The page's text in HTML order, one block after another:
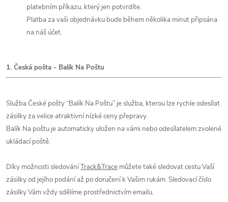
platebním příkazu, který jen potvrdíte.
Platba za vaši objednávku bude během několika minut připsána
na náš účet.
1. Česká pošta - Balík Na Poštu
Služba České pošty “Balík Na Poštu” je služba, kterou lze rychle odesílat
zásilky za velice atraktivní nízké ceny přepravy.
Balík Na poštu je automaticky uložen na vámi nebo odesílatelem zvolené
ukládací poště.
Díky možnosti sledováníTrack&Trace můžete také sledovat cestu Vaší
zásilky od jejího podání až po doručení k Vašim rukám. Sledovací číslo
zásilky Vám vždy sdělíme prostřednictvím emailu.